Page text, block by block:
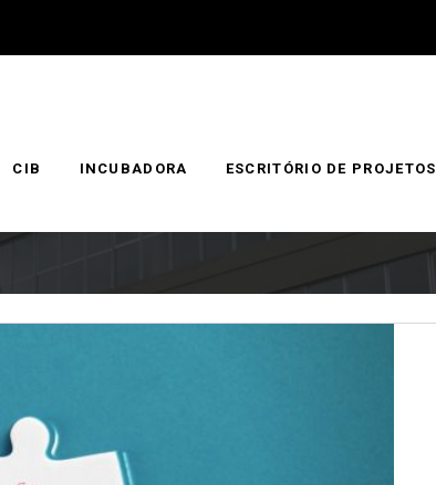
CIB INCUBADORA ESCRITÓRIO DE PROJETOS